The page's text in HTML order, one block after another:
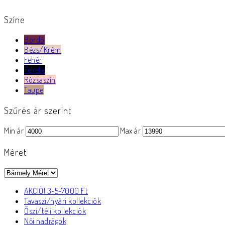
Színe
Bordó
Bézs/Krém
Fehér
Fekete
Rózsaszín
Taupe
Szűrés ár szerint
Min ár Max ár
Méret
AKCIÓ! 3-5-7000 Ft
Tavaszi/nyári kollekciók
Őszi/téli kollekciók
Női nadrágok